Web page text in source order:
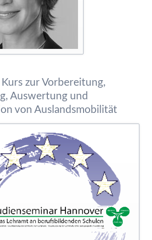
zur Vorbereitung,
Auswertung und
von Auslandsmobilität